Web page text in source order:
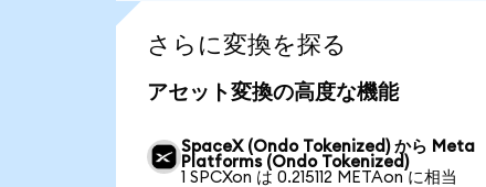
さらに変換を探る
アセット変換の高度な機能
SpaceX (Ondo Tokenized) から Meta
Platforms (Ondo Tokenized)
1 SPCXon は 0.215112 METAon に相当